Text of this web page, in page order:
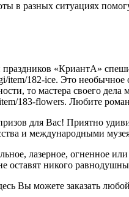
в разных ситуациях
«КриантА»
182-ice. Это
то мастера своего
183-flowers. Любите
для Вас! Приятно
и международными
лазерное,
оставят никого
Вы можете заказать